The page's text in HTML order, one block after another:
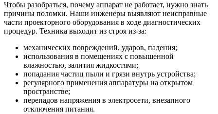
Чтобы разобраться, почему аппарат не работает, нужно знать
причины поломки. Наши инженеры выявляют неисправные
части проекторного оборудования в ходе диагностических
процедур. Техника выходит из строя из-за:
механических повреждений, ударов, падения;
использования в помещениях с повышенной
влажностью, залития жидкостями;
попадания частиц пыли и грязи внутрь устройства;
регулярного применения аппаратуры на открытом
пространстве;
перепадов напряжения в электросети, внезапного
отключения питания.